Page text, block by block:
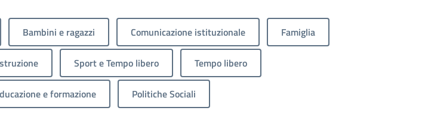
Bambini e ragazzi Comunicazione istituzionale Famiglia
Sport e Tempo libero Tempo libero
e formazione Politiche Sociali